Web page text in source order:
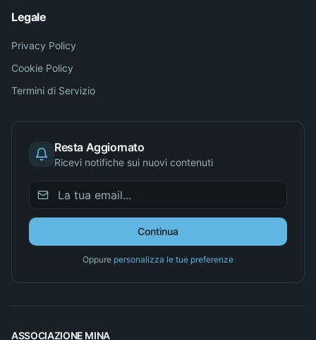
Legale
Privacy Policy
Cookie Policy
Termini di Servizio
Resta Aggiornato
Ricevi notifiche sui nuovi contenuti
Continua
Oppure personalizza le tue preferenze
ASSOCIAZIONE MINA